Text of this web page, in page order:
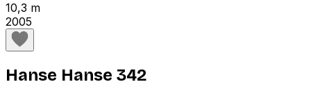
10,3 m
2005
Hanse Hanse 342